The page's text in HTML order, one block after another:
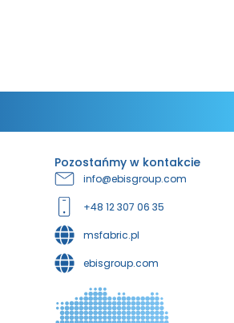
Pozostańmy w kontakcie
info@ebisgroup.com
+48 12 307 06 35
msfabric.pl
ebisgroup.com